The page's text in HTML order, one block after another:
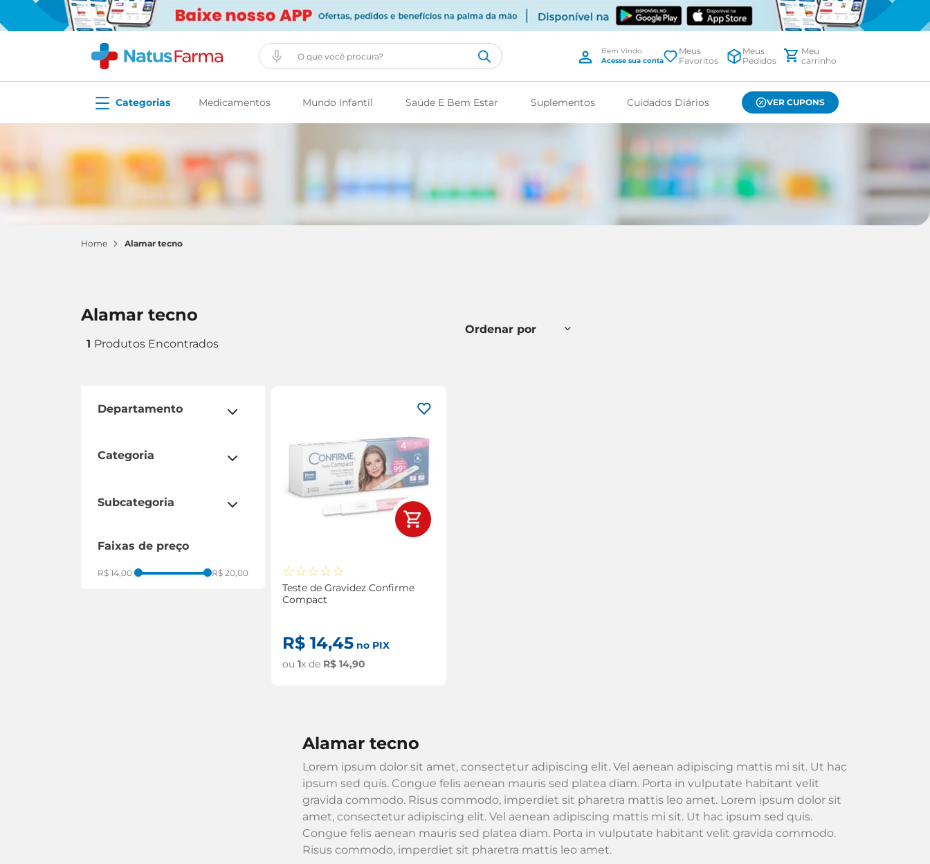
O que você procura?
Meus
Favoritos
Meus
Pedidos
Medicamentos Mundo Infantil Saúde E Bem Estar Suplementos Cuidados Diários VER CUPONS
alamar tecno
alamar tecno
1
departamento
categoria
subcategoria
faixas de preço
R$ 14,00 R$ 20,00 ☆☆☆☆☆
Teste de Gravidez Confirme
Compact
R$ 14,45 no PIX
ou1x de R$ 14,90
alamar tecno
Lorem ipsum dolor sit amet, consectetur adipiscing elit. Vel aenean adipiscing mattis mi sit. Ut hac
ipsum sed quis. Congue felis aenean mauris sed platea diam. Porta in vulputate habitant velit
gravida commodo. Risus commodo, imperdiet sit pharetra mattis leo amet. Lorem ipsum dolor sit
amet, consectetur adipiscing elit. Vel aenean adipiscing mattis mi sit. Ut hac ipsum sed quis.
Congue felis aenean mauris sed platea diam. Porta in vulputate habitant velit gravida commodo.
Risus commodo, imperdiet sit pharetra mattis leo amet.